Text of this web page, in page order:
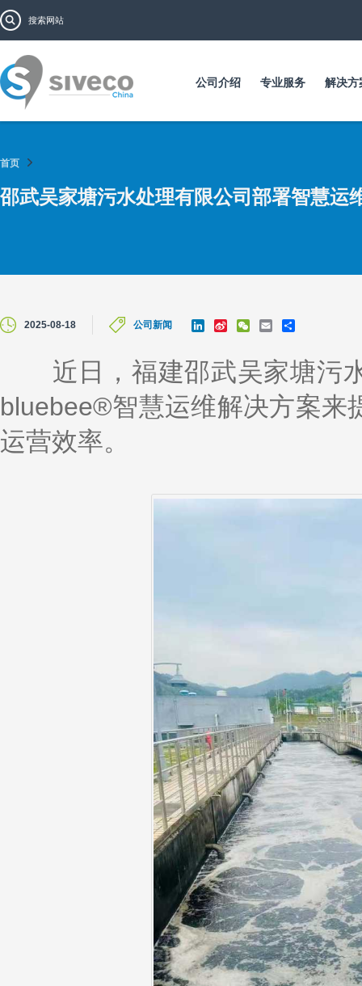
到
要
内
搜索表单
公司介绍 专业服务 解决方
首页
邵武吴家塘污水处理有限公司部署智慧运
2025-08-18 公司新闻
近日，福建邵武吴家塘污水
bluebee®智慧运维解决方案来
运营效率。
k
e
I
n
a
W
i
b
W
h
a
i
l
r
e